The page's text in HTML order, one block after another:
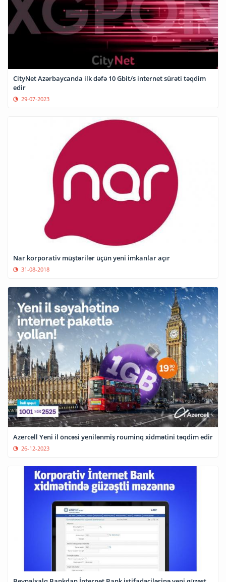
CityNet Azərbaycanda ilk dəfə 10 Gbit/s internet sürəti təqdim
edir
29-07-2023
Nar korporativ müştərilər üçün yeni imkanlar açır
31-08-2018
Azercell Yeni il öncəsi yenilənmiş rouminq xidmətini təqdim edir
26-12-2023